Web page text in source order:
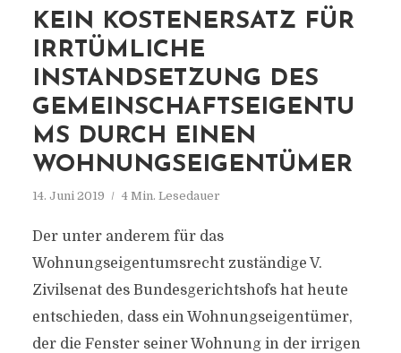
KEIN KOSTENERSATZ FÜR
IRRTÜMLICHE
INSTANDSETZUNG DES
GEMEINSCHAFTSEIGENTU
MS DURCH EINEN
WOHNUNGSEIGENTÜMER
14. Juni 2019 4 Min. Lesedauer
Der unter anderem für das
Wohnungseigentumsrecht zuständige V.
Zivilsenat des Bundesgerichtshofs hat heute
entschieden, dass ein Wohnungseigentümer,
der die Fenster seiner Wohnung in der irrigen